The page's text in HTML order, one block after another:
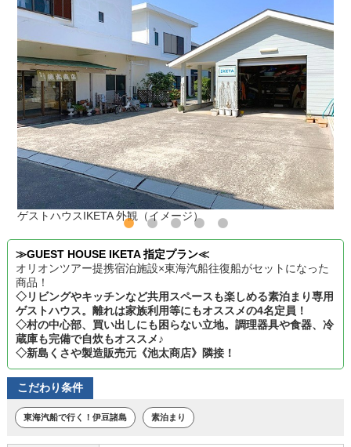
ゲストハウスIKETA 外観（イメージ）
≫GUEST HOUSE IKETA 指定プラン≪
オリオンツアー提携宿泊施設×東海汽船往復船がセットになった
商品！
◇リビングやキッチンなど共用スペースも楽しめる素泊まり専用
ゲストハウス。離れは家族利用等にもオススメの4名定員！
◇村の中心部、買い出しにも困らない立地。調理器具や食器、冷
蔵庫も完備で自炊もオススメ♪
◇新島くさや製造販売元《池太商店》隣接！
こだわり条件
東海汽船で行く！伊豆諸島 素泊まり